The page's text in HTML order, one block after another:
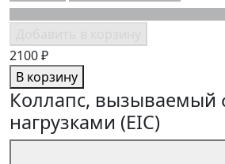
2100 ₽
В корзину
Коллапс, вызываемый
нагрузками (EIC)